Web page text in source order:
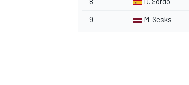
9 M. Sesks